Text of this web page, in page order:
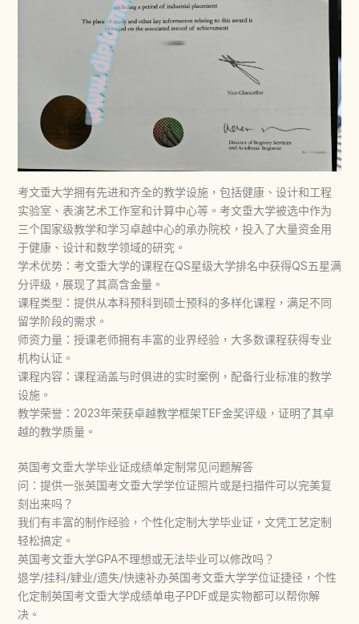
考文垂大学拥有先进和齐全的教学设施，包括健康、设计和工程
实验室、表演艺术工作室和计算中心等。考文垂大学被选中作为
三个国家级教学和学习卓越中心的承办院校，投入了大量资金用
于健康、设计和数学领域的研究。
学术优势：考文垂大学的课程在QS星级大学排名中获得QS五星满
分评级，展现了其高含金量。
课程类型：提供从本科预科到硕士预科的多样化课程，满足不同
留学阶段的需求。
师资力量：授课老师拥有丰富的业界经验，大多数课程获得专业
机构认证。
课程内容：课程涵盖与时俱进的实时案例，配备行业标准的教学
设施。
教学荣誉：2023年荣获卓越教学框架TEF金奖评级，证明了其卓
越的教学质量。
英国考文垂大学毕业证成绩单定制常见问题解答
问：提供一张英国考文垂大学学位证照片或是扫描件可以完美复
刻出来吗？
我们有丰富的制作经验，个性化定制大学毕业证，文凭工艺定制
轻松搞定。
英国考文垂大学GPA不理想或无法毕业可以修改吗？
退学/挂科/肄业/遗失/快速补办英国考文垂大学学位证捷径，个性
化定制英国考文垂大学成绩单电子PDF或是实物都可以帮你解
决。